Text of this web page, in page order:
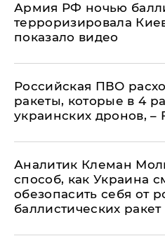
Армия РФ ночью
терроризировала
показало видео
Российская ПВО
ракеты, которые в 4
украинских дронов, –
Аналитик Клеман
способ, как Украина
обезопасить себя от
баллистических ракет